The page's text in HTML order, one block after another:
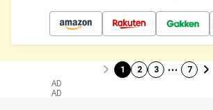
1 2 3 … 7
AD
AD